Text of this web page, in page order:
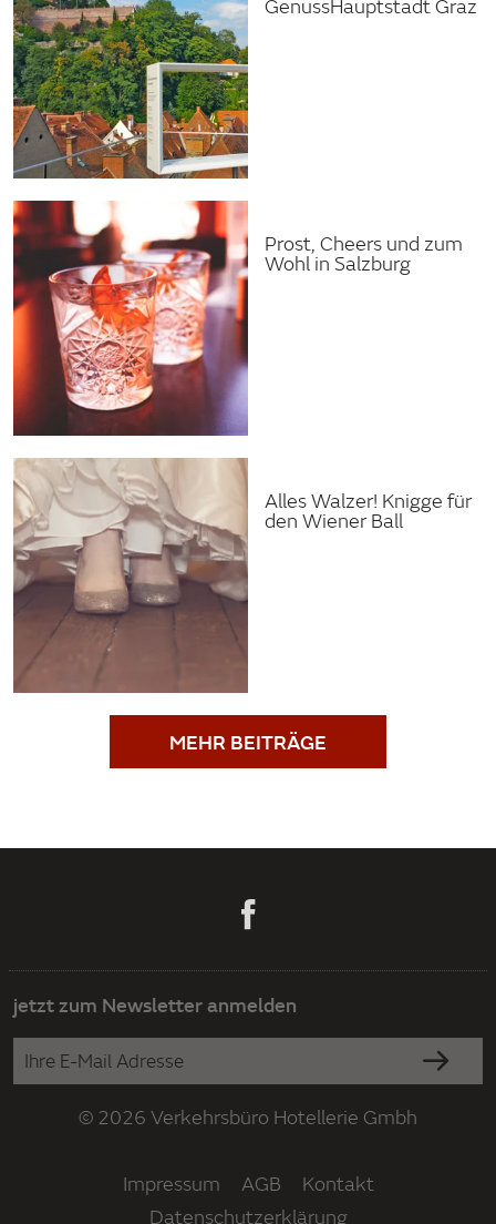
GenussHauptstadt Graz
Prost, Cheers und zum
Wohl in Salzburg
Alles Walzer! Knigge für
den Wiener Ball
MEHR BEITRÄGE
jetzt zum Newsletter anmelden
© 2026 Verkehrsbüro Hotellerie Gmbh
Impressum AGB
Kontakt
Datenschutzerklärung